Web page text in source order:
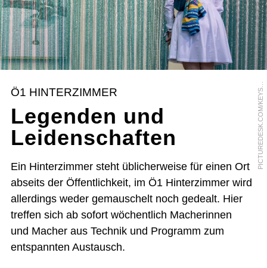
P
I
C
T
U
R
E
D
E
S
K
.
C
O
M
/
K
E
Y
S
T
O
N
E
/
G
E
O
R
G
I
O
S
K
E
F
A
L
A
S
Ö1 HINTERZIMMER
Legenden und
Leidenschaften
Ein Hinterzimmer steht üblicherweise für einen Ort
abseits der Öffentlichkeit, im Ö1 Hinterzimmer wird
allerdings weder gemauschelt noch gedealt. Hier
treffen sich ab sofort wöchentlich Macherinnen
und Macher aus Technik und Programm zum
entspannten Austausch.